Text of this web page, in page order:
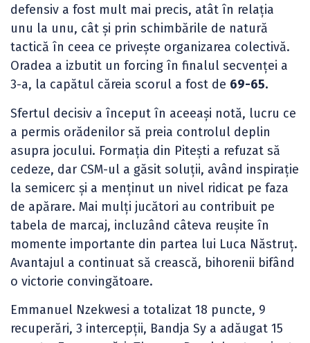
defensiv a fost mult mai precis, atât în relația
unu la unu, cât și prin schimbările de natură
tactică în ceea ce privește organizarea colectivă.
Oradea a izbutit un forcing în finalul secvenței a
3-a, la capătul căreia scorul a fost de 69-65.
Sfertul decisiv a început în aceeași notă, lucru ce
a permis orădenilor să preia controlul deplin
asupra jocului. Formația din Pitești a refuzat să
cedeze, dar CSM-ul a găsit soluții, având inspirație
la semicerc și a menținut un nivel ridicat pe faza
de apărare. Mai mulți jucători au contribuit pe
tabela de marcaj, incluzând câteva reușite în
momente importante din partea lui Luca Năstruț.
Avantajul a continuat să crească, bihorenii bifând
o victorie convingătoare.
Emmanuel Nzekwesi a totalizat 18 puncte, 9
recuperări, 3 intercepții, Bandja Sy a adăugat 15